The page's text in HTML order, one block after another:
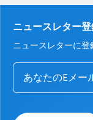
ニュースレター
ニュースレターに登